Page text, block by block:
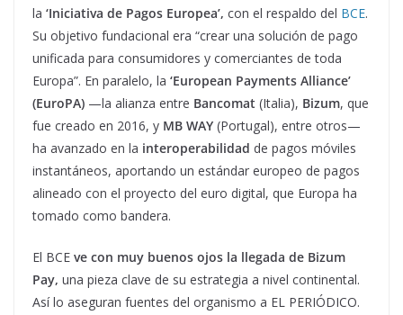
la ‘Iniciativa de Pagos Europea’, con el respaldo del BCE.
Su objetivo fundacional era “crear una solución de pago
unificada para consumidores y comerciantes de toda
Europa”. En paralelo, la ‘European Payments Alliance’
(EuroPA) —la alianza entre Bancomat (Italia), Bizum, que
fue creado en 2016, y MB WAY (Portugal), entre otros—
ha avanzado en la interoperabilidad de pagos móviles
instantáneos, aportando un estándar europeo de pagos
alineado con el proyecto del euro digital, que Europa ha
tomado como bandera.
El BCE ve con muy buenos ojos la llegada de Bizum
Pay, una pieza clave de su estrategia a nivel continental.
Así lo aseguran fuentes del organismo a EL PERIÓDICO.